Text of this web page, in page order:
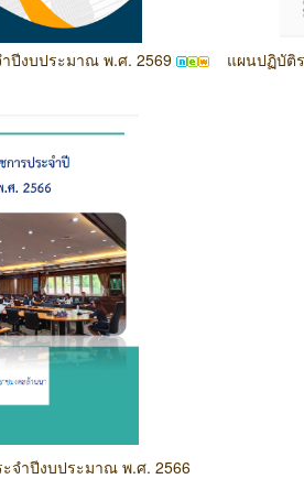
ปีงบประมาณ พ.ศ. 2569 แผนปฏิบัติ
จำปีงบประมาณ พ.ศ. 2566